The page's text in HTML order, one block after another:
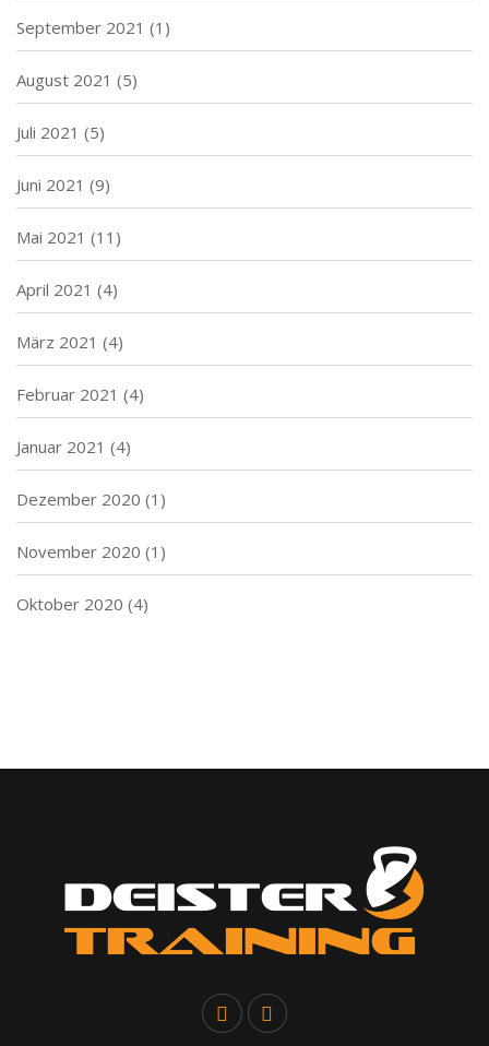
September 2021 (1)
August 2021 (5)
Juli 2021 (5)
Juni 2021 (9)
Mai 2021 (11)
April 2021 (4)
März 2021 (4)
Februar 2021 (4)
Januar 2021 (4)
Dezember 2020 (1)
November 2020 (1)
Oktober 2020 (4)